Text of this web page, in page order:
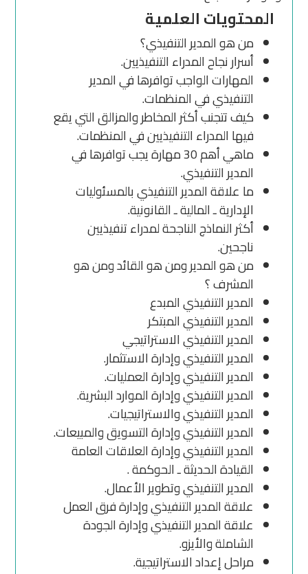
المحتويات العلمية
من هو المدير التنفيذي؟
أسرار نجاح المدراء التنفيذيين.
المهارات الواجب توافرها في المدير
التنفيذي في المنظمات.
كيف تتجنب أكثر المخاطر والمزالق التي يقع
فيها المدراء التنفيذيين في المنظمات.
ماهي أهم 30 مهارة يجب توافرها في
المدير التنفيذي.
ما علاقة المدير التنفيذي بالمسئوليات
الإدارية ـ المالية ـ القانونية.
أكثر النماذج الناجحة لمدراء تنفيذيين
ناجحين.
من هو المدير ومن هو القائد ومن هو
المشرف ؟
المدير التنفيذي المبدع
المدير التنفيذي المبتكر
المدير التنفيذي الاستراتيجي
المدير التنفيذي وإدارة الاستثمار.
المدير التنفيذي وإدارة العمليات.
المدير التنفيذي وإدارة الموارد البشرية.
المدير التنفيذي والاستراتيجيات.
المدير التنفيذي وإدارة التسويق والمبيعات.
المدير التنفيذي وإدارة العلاقات العامة
القيادة الحديثة ـ الحوكمة .
المدير التنفيذي وتطوير الأعمال.
علاقة المدير التنفيذي وإدارة فرق العمل
علاقة المدير التنفيذي وإدارة الجودة
الشاملة والأيزو.
مراحل إعداد الاستراتيجية.